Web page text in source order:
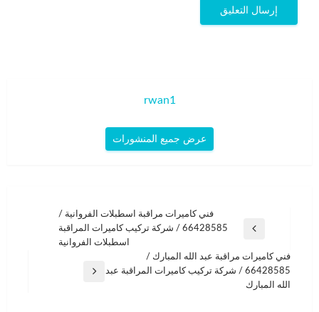
rwan1
عرض جميع المنشورات
المقالات
المقالة
فني كاميرات مراقبة اسطبلات الفروانية /
66428585 / شركة تركيب كاميرات المراقبة
اسطبلات الفروانية
فني كاميرات مراقبة عبد الله المبارك /
66428585 / شركة تركيب كاميرات المراقبة عبد
الله المبارك